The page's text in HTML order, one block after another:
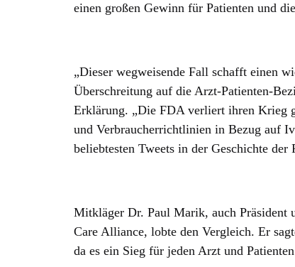
einen großen Gewinn für Patienten und
„Dieser wegweisende Fall schafft einen
Überschreitung auf die Arzt-Patienten-
Erklärung. „Die FDA verliert ihren Krieg
und Verbraucherrichtlinien in Bezug auf
beliebtesten Tweets in der Geschichte der
Mitkläger Dr. Paul Marik, auch
Care Alliance, lobte den Vergleich. Er
da es ein Sieg für jeden Arzt und